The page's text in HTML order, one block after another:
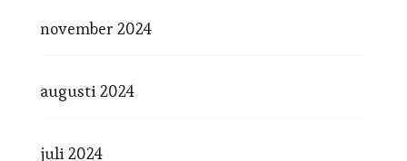
november 2024
augusti 2024
juli 2024